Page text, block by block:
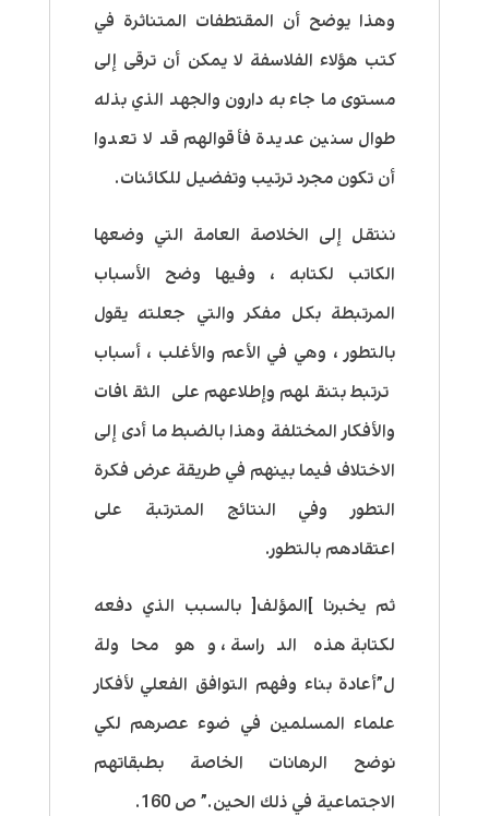
وهذا يوضح أن المقتطفات المتناثرة في
كتب هؤلاء الفلاسفة لا يمكن أن ترقى إلى
مستوى ما جاء به دارون والجهد الذي بذله
طوال سنين عديدة فأقوالهم قد لا تعدوا
أن تكون مجرد ترتيب وتفضيل للكائنات.
ننتقل إلى الخلاصة العامة التي وضعها
الكاتب لكتابه ، وفيها وضح الأسباب
المرتبطة بكل مفكر والتي جعلته يقول
بالتطور ، وهي في الأعم والأغلب ، أسباب
ترتبط بتنقلهم وإطلاعهم على الثقافات
والأفكار المختلفة وهذا بالضبط ما أدى إلى
الاختلاف فيما بينهم في طريقة عرض فكرة
التطور وفي النتائج المترتبة على
اعتقادهم بالتطور.
ثم يخبرنا ]المؤلف[ بالسبب الذي دفعه
لكتابة هذه الدراسة ، وهو محاولة
ل”أعادة بناء وفهم التوافق الفعلي لأفكار
علماء المسلمين في ضوء عصرهم لكي
نوضح الرهانات الخاصة بطبقاتهم
الاجتماعية في ذلك الحين.” ص 160.